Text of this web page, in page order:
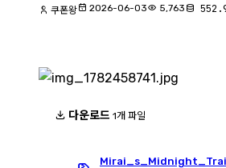
쿠폰왕 2026-06-03 5,763
다운로드 1개 파일